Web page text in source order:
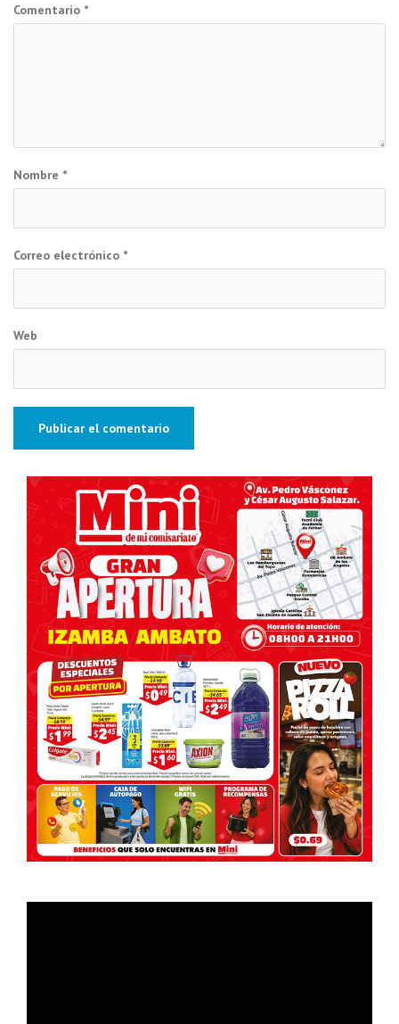
Comentario *
Nombre *
Correo electrónico *
Web